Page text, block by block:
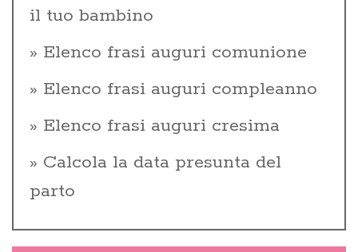
il tuo bambino
Elenco frasi auguri comunione
Elenco frasi auguri compleanno
Elenco frasi auguri cresima
Calcola la data presunta del
parto